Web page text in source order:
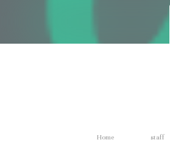
Home staff